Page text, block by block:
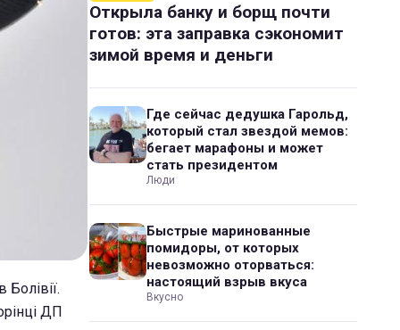
ДП
Открыла банку и борщ почти
готов: эта заправка сэкономит
зимой время и деньги
Где сейчас дедушка Гарольд,
который стал звездой мемов:
бегает марафоны и может
стать президентом
Люди
Быстрые маринованные
помидоры, от которых
невозможно оторваться:
настоящий взрыв вкуса
Вкусно